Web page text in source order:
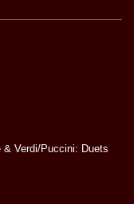
Verdi/Puccini: Duets